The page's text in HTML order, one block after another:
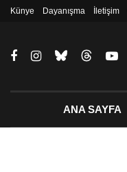
Künye Dayanışma İletişim
ANA SAYFA